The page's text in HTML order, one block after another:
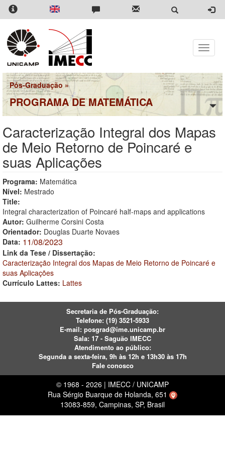
Pular
para
conteúdo
principal
Toggle
Pós-Graduação »
PROGRAMA DE MATEMÁTICA
Caracterização Integral dos Mapas
de Meio Retorno de Poincaré e
suas Aplicações
Programa: Matemática
Nível: Mestrado
Title:
Integral characterization of Poincaré half-maps and applications
Autor: Guilherme Corsini Costa
Orientador: Douglas Duarte Novaes
Data: 11/08/2023
Link da Tese / Dissertação:
Caracterização Integral dos Mapas de Meio Retorno de Poincaré e
suas Aplicações
Currículo Lattes: Lattes
Secretaria de Pós-Graduação:
Telefone: (19) 3521-5933
E-mail: posgrad@ime.unicamp.br
Sala: 17 - Saguão IMECC
Atendimento ao público:
Segunda a sexta-feira, 9h às 12h e 13h30 às 17h
Fale conosco
© 1968 - 2026 | IMECC / UNICAMP
Rua Sérgio Buarque de Holanda, 651
13083-859, Campinas, SP, Brasil